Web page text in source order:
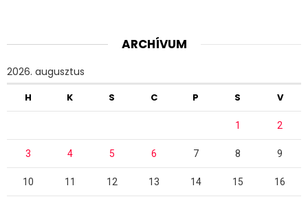
ARCHÍVUM
2026. augusztus
H K S C P S V
1 2
3 4 5 6 7 8 9
10 11 12 13 14 15 16